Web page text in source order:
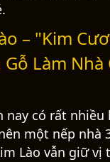
– "Kim
Làm Nhà
nay có rất nhiều
một nếp nhà
Lào vẫn giữ vị